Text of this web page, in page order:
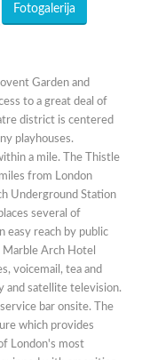
Fotogalerija
Garden and
to a great deal of
district is centered
playhouses.
a mile. The Thistle
from London
Underground Station
several of
easy reach by public
Arch Hotel
voicemail, tea and
and satellite television.
bar onsite. The
which provides
London's most